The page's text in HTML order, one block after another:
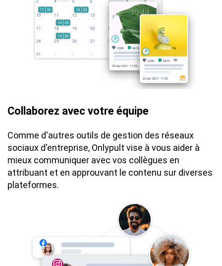
Collaborez avec votre équipe
Comme d'autres outils de gestion des réseaux
sociaux d'entreprise, Onlypult vise à vous aider à
mieux communiquer avec vos collègues en
attribuant et en approuvant le contenu sur diverses
plateformes.